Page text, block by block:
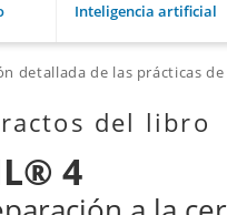
Inteligencia artificial
detallada de las prácticas de
del libro
4